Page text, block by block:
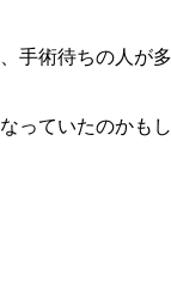
術待ちの人が
ていたのかも